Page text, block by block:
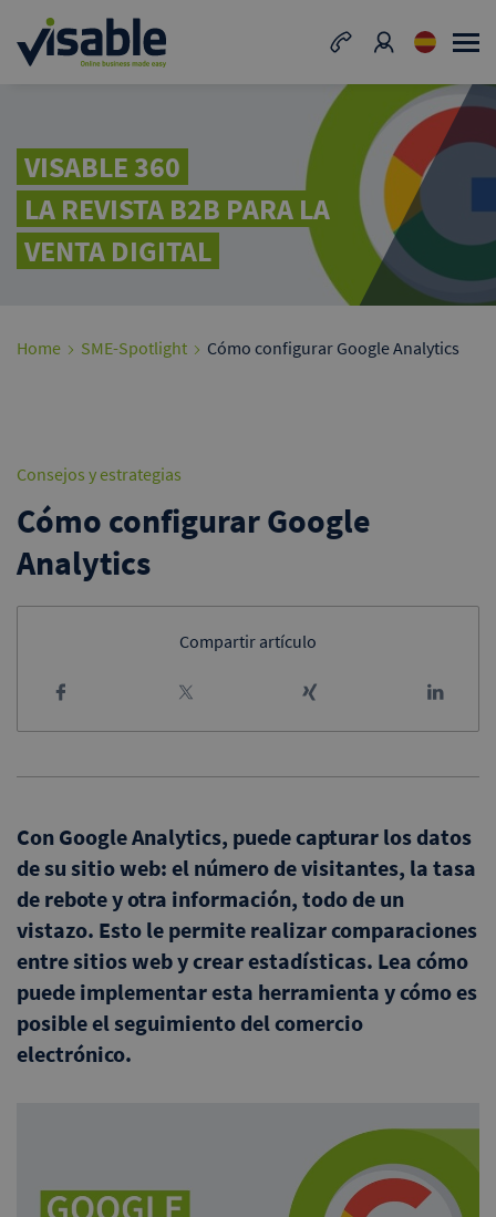
VISABLE 360
LA REVISTA B2B PARA LA
VENTA DIGITAL
Home SME-Spotlight Cómo configurar Google Analytics
Consejos y estrategias
Cómo configurar Google
Analytics
Compartir artículo
Con Google Analytics, puede capturar los datos
de su sitio web: el número de visitantes, la tasa
de rebote y otra información, todo de un
vistazo. Esto le permite realizar comparaciones
entre sitios web y crear estadísticas. Lea cómo
puede implementar esta herramienta y cómo es
posible el seguimiento del comercio
electrónico.